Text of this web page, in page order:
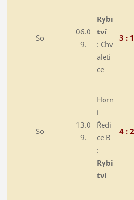
So
06.0
9.
Rybi
tví
: Chv
aleti
ce
3 : 1
So
13.0
9.
Horn
í
Ředi
ce B
:
Rybi
tví
4 : 2